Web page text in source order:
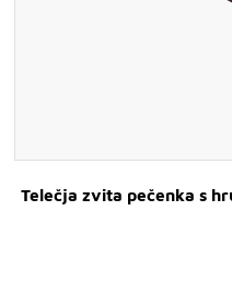
Telečja zvita pečenka s